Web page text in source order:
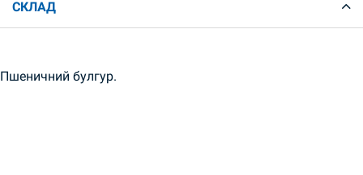
СКЛАД
Пшеничний булгур.